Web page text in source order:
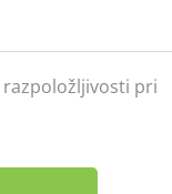
pri